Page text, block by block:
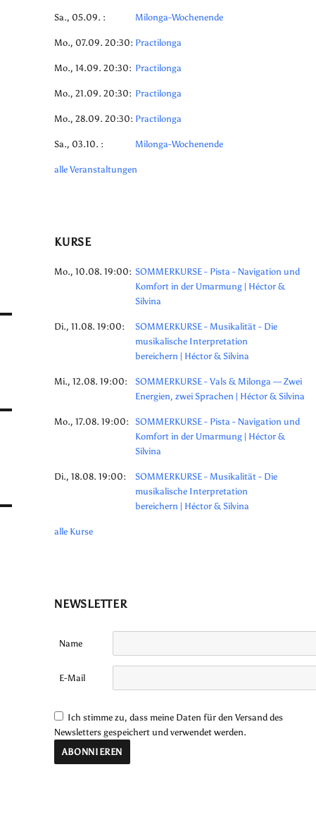
Sa., 05.09. : Milonga-Wochenende
Mo., 07.09. 20:30: Practilonga
Mo., 14.09. 20:30: Practilonga
Mo., 21.09. 20:30: Practilonga
Mo., 28.09. 20:30: Practilonga
Sa., 03.10. : Milonga-Wochenende
alle Veranstaltungen
KURSE
Mo., 10.08. 19:00: SOMMERKURSE - Pista - Navigation und
Komfort in der Umarmung | Héctor &
Silvina
Di., 11.08. 19:00:
SOMMERKURSE - Musikalität - Die
musikalische Interpretation
bereichern | Héctor & Silvina
Mi., 12.08. 19:00:
SOMMERKURSE - Vals & Milonga — Zwei
Energien, zwei Sprachen | Héctor & Silvina
Mo., 17.08. 19:00: SOMMERKURSE - Pista - Navigation und
Komfort in der Umarmung | Héctor &
Silvina
Di., 18.08. 19:00:
SOMMERKURSE - Musikalität - Die
musikalische Interpretation
bereichern | Héctor & Silvina
alle Kurse
NEWSLETTER
Name
E-Mail
Ich stimme zu, dass meine Daten für den Versand des
Newsletters gespeichert und verwendet werden.